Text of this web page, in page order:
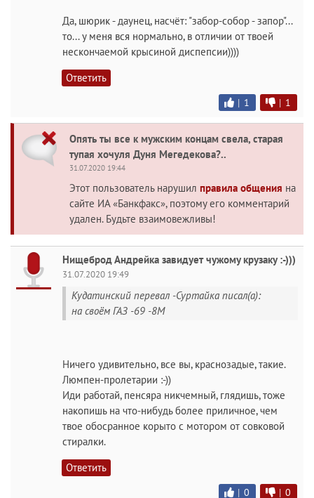
Да, шюрик - даунец, насчёт: "забор-собор - запор"...
то... у меня вся нормально, в отличии от твоей
нескончаемой крысиной диспепсии))))
Ответить
| 1 | 1
Опять ты все к мужским концам свела, старая
тупая хочуля Дуня Мегедекова?..
31.07.2020 19:44
Этот пользователь нарушил правила общения на
сайте ИА «Банкфакс», поэтому его комментарий
удален. Будьте взаимовежливы!
Нищеброд Андрейка завидует чужому крузаку :-)))
31.07.2020 19:49
Кудатинский перевал -Суртайка писал(а):
на своём ГАЗ -69 -8М
Ничего удивительно, все вы, краснозадые, такие.
Люмпен-пролетарии :-))
Иди работай, пенсяра никчемный, глядишь, тоже
накопишь на что-нибудь более приличное, чем
твое обосранное корыто с мотором от совковой
стиралки.
Ответить
| 0 | 0